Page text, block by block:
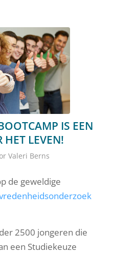
IS EEN
HET LEVEN!
Valeri Berns
de geweldige
2500 jongeren die
een Studiekeuze